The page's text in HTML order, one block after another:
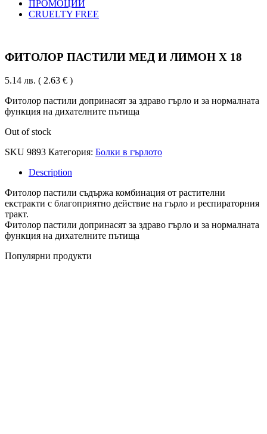
ПРОМОЦИИ
CRUELTY FREE
ФИТОЛОР ПАСТИЛИ МЕД И ЛИМОН Х 18
5.14 лв. ( 2.63 € )
Фитолор пастили допринасят за здраво гърло и за нормалната
функция на дихателните пътища
Out of stock
SKU 9893 Категория: Болки в гърлото
Description
Фитолор пастили съдържа комбинация от растителни
екстракти с благоприятно действие на гърло и респираторния
тракт.
Фитолор пастили допринасят за здраво гърло и за нормалната
функция на дихателните пътища
Популярни продукти